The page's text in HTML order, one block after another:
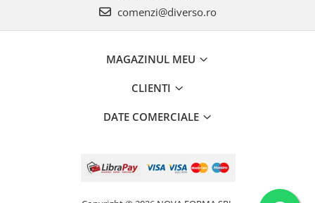
comenzi@diverso.ro
MAGAZINUL MEU
CLIENTI
DATE COMERCIALE